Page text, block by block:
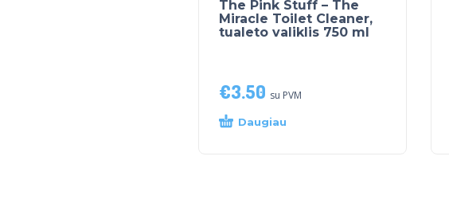
The Pink Stuff – The
Miracle Toilet Cleaner,
tualeto valiklis 750 ml
€3.50 su PVM
Daugiau